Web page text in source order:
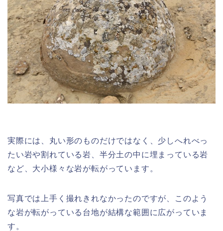
実際には、丸い形のものだけではなく、少しへれべっ
たい岩や割れている岩、半分土の中に埋まっている岩
など、大小様々な岩が転がっています。
写真では上手く撮れきれなかったのですが、このよう
な岩が転がっている台地が結構な範囲に広がっていま
す。